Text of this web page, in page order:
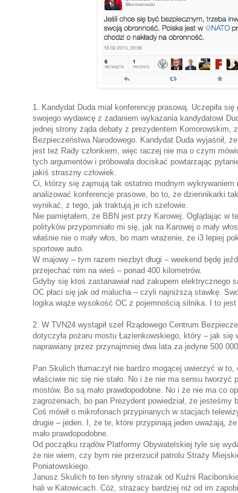
1. Kandydat Duda miał konferencję prasową. Uczepiła
swojego wydawcę z zadaniem wykazania kandydatowi
jednej strony żąda debaty z prezydentem Komorowskim,
Bezpieczeństwa Narodowego. Kandydat Duda wyjaśnił,
jest też Rady członkiem, więc raczej nie ma o czym
tych argumentów i próbowała dociskać powtarzając
jakiś straszny człowiek.
Ci, którzy się zajmują tak ostatnio modnym wykrywaniem
analizować konferencje prasowe, bo to, że dziennikarki
wynikać, z tego, jak traktują je ich szefowie.
Nie pamiętałem, że BBN jest przy Karowej. Oglądając w
polityków przypomniało mi się, jak na Karowej o mały
właśnie nie o mały włos, bo mam wrażenie, że i3 lepiej
sportowe auto.
W majowy – tym razem niezbyt długi – weekend będę
przejechać nim na wieś – ponad 400 kilometrów.
Gdyby się ktoś zastanawiał nad zakupem elektrycznego
OC płaci się jak od malucha – czyli najniższą stawkę.
logika wiąże wysokość OC z pojemnością silnika. I to jest
2. W TVN24 wystąpił szef Rządowego Centrum
dotyczyła pożaru mostu Łazienkowskiego, który – jak się
naprawiany przez przynajmniej dwa lata za jedyne 500 000
Pan Skulich tłumaczył nie bardzo mogącej uwierzyć w
właściwie nic się nie stało. No i że nie ma sensu tworzyć
mostów. Bo są mało prawdopodobne. No i że nie ma co
zagrożeniach, bo pan Prezydent powiedział, że jesteśmy
Coś mówił o mikrofonach przypinanych w stacjach
drugie – jeden. I, że te, które przypinają jeden uważają,
mało prawdopodobne.
Od początku rządów Platformy Obywatelskiej tyle się
że nie wiem, czy bym nie przerzucił patrolu Straży
Poniatowskiego.
Janusz Skulich to ten słynny strażak od Kuźni
hali w Katowicach. Cóż, strażacy bardziej niż od im